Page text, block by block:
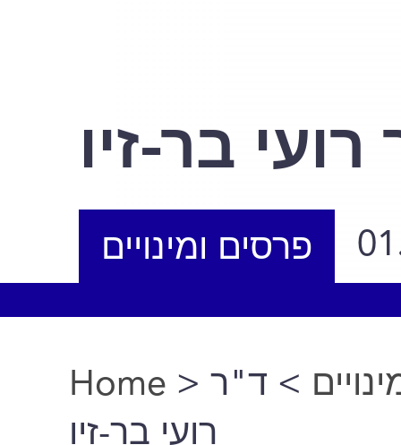
בר-זיו
פרסים ומינויים
You are here
Home >> ד"ר
רועי בר-זיו